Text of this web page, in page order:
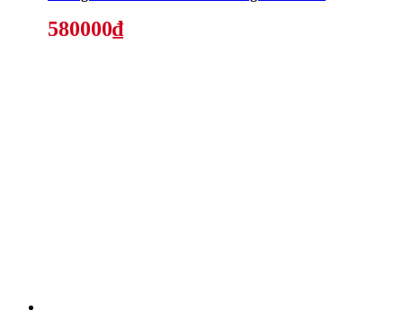
580000₫